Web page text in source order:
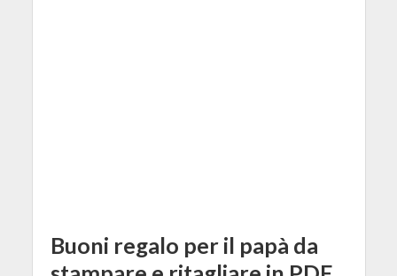
Buoni regalo per il papà da